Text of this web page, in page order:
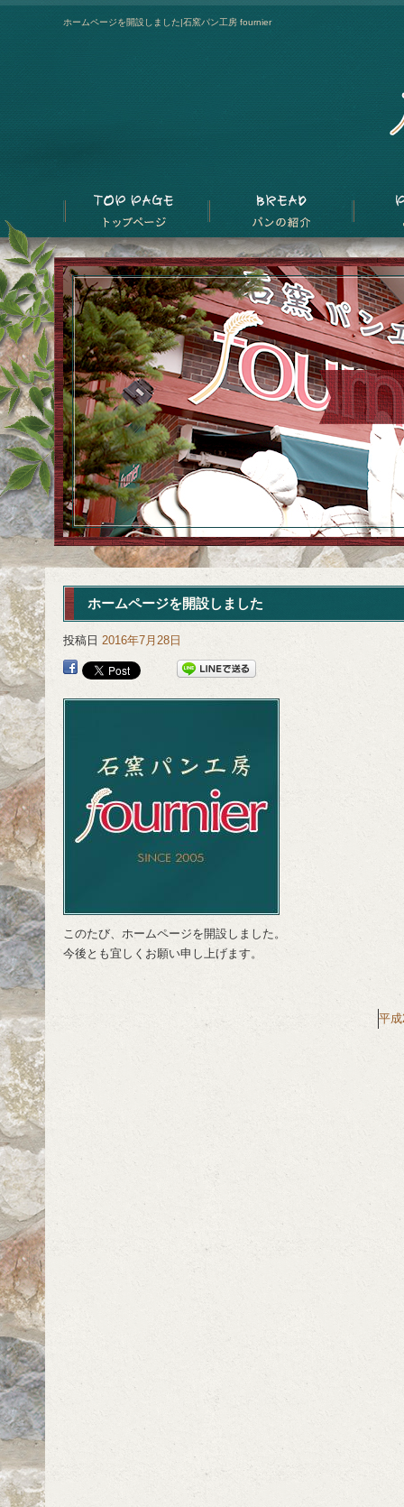
ホームページを開設しました|石窯パン工房 fournier
ホームページを開設しました
投稿日 2016年7月28日
このたび、ホームページを開設しました。
今後とも宜しくお願い申し上げます。
平